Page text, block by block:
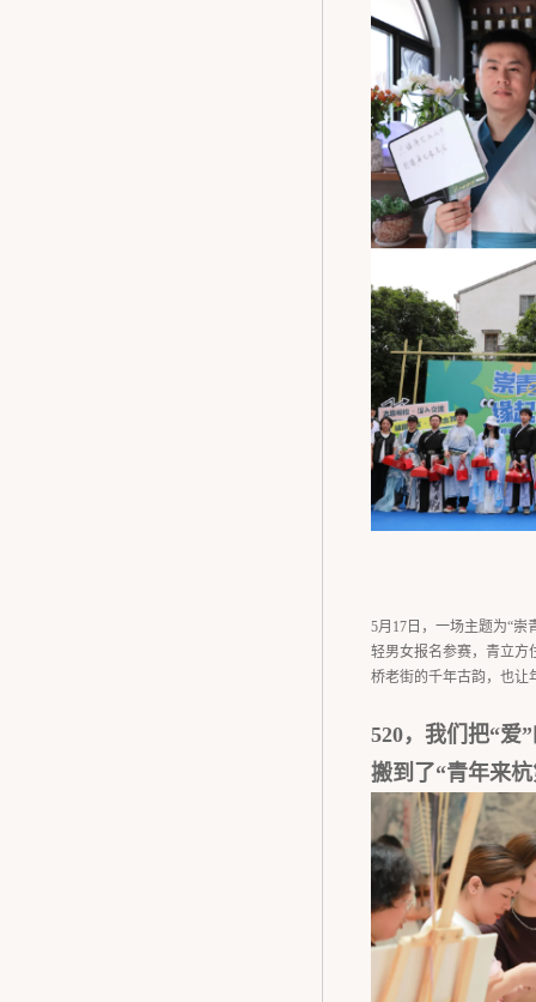
5月17日，一场主题为“崇
轻男女报名参赛，青立方
桥老街的千年古韵，也让
520，我们把“爱
搬到了“青年来